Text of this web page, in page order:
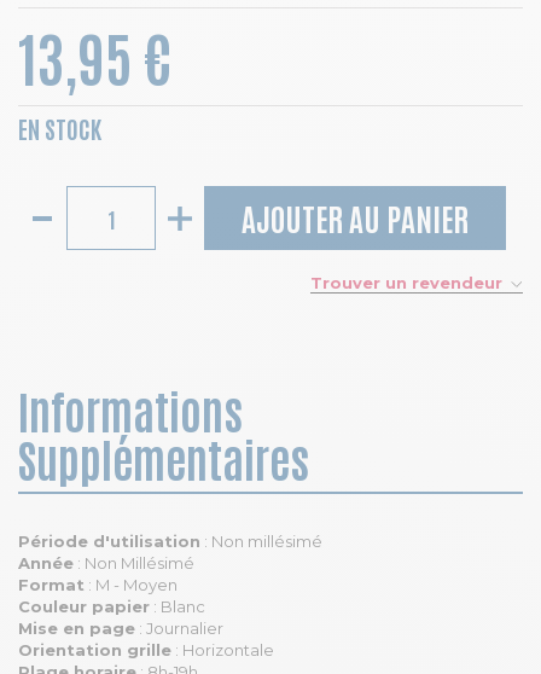
13,95 €
EN STOCK
AJOUTER AU PANIER
Trouver un revendeur
Informations
Supplémentaires
Période d'utilisation : Non millésimé
Année : Non Millésimé
Format : M - Moyen
Couleur papier : Blanc
Mise en page : Journalier
Orientation grille : Horizontale